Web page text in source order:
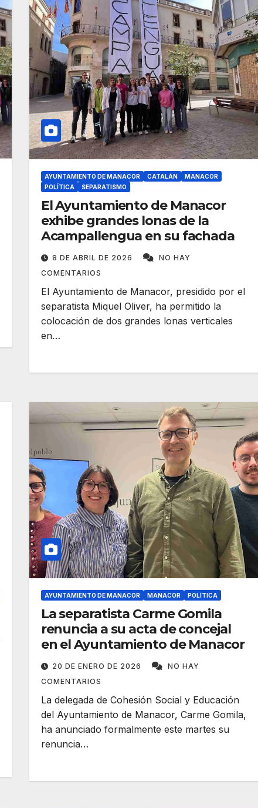
AYUNTAMIENTO DE MANACOR CATALÁN
MANACOR
POLÍTICA
SEPARATISMO
El Ayuntamiento de Manacor
exhibe grandes lonas de la
Acampallengua en su fachada
8 DE ABRIL DE 2026
NO HAY
COMENTARIOS
El Ayuntamiento de Manacor, presidido por el
separatista Miquel Oliver, ha permitido la
colocación de dos grandes lonas verticales
en…
AYUNTAMIENTO DE MANACOR MANACOR POLÍTICA
La separatista Carme Gomila
renuncia a su acta de concejal
en el Ayuntamiento de Manacor
20 DE ENERO DE 2026
NO HAY
COMENTARIOS
La delegada de Cohesión Social y Educación
del Ayuntamiento de Manacor, Carme Gomila,
ha anunciado formalmente este martes su
renuncia…